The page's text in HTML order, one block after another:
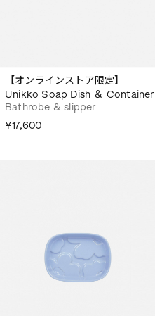
【オンラインストア限定】
Unikko Soap Dish ＆ Container
Bathrobe & slipper
¥17,600